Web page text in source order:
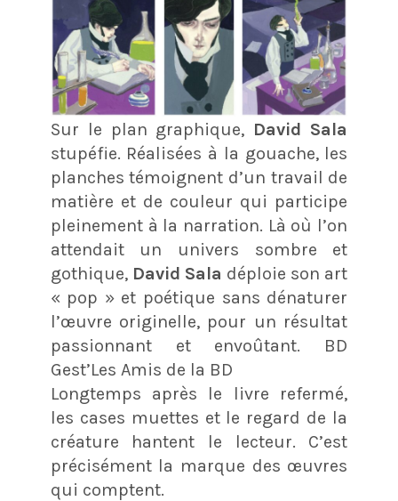
Sur le plan graphique, David Sala
stupéfie. Réalisées à la gouache, les
planches témoignent d’un travail de
matière et de couleur qui participe
pleinement à la narration. Là où l’on
attendait un univers sombre et
gothique, David Sala déploie son art
« pop » et poétique sans dénaturer
l’œuvre originelle, pour un résultat
passionnant et envoûtant. BD
Gest’Les Amis de la BD
Longtemps après le livre refermé,
les cases muettes et le regard de la
créature hantent le lecteur. C’est
précisément la marque des œuvres
qui comptent.